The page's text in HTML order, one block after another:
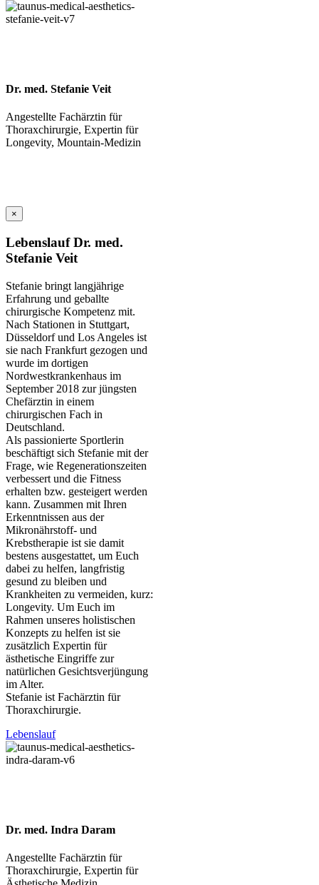
Dr. med. Stefanie Veit
Angestellte Fachärztin für
Thoraxchirurgie, Expertin für
Longevity, Mountain-Medizin
×
Lebenslauf Dr. med.
Stefanie Veit
Stefanie bringt langjährige
Erfahrung und geballte
chirurgische Kompetenz mit.
Nach Stationen in Stuttgart,
Düsseldorf und Los Angeles ist
sie nach Frankfurt gezogen und
wurde im dortigen
Nordwestkrankenhaus im
September 2018 zur jüngsten
Chefärztin in einem
chirurgischen Fach in
Deutschland.
Als passionierte Sportlerin
beschäftigt sich Stefanie mit der
Frage, wie Regenerationszeiten
verbessert und die Fitness
erhalten bzw. gesteigert werden
kann. Zusammen mit Ihren
Erkenntnissen aus der
Mikronährstoff- und
Krebstherapie ist sie damit
bestens ausgestattet, um Euch
dabei zu helfen, langfristig
gesund zu bleiben und
Krankheiten zu vermeiden, kurz:
Longevity. Um Euch im
Rahmen unseres holistischen
Konzepts zu helfen ist sie
zusätzlich Expertin für
ästhetische Eingriffe zur
natürlichen Gesichtsverjüngung
im Alter.
Stefanie ist Fachärztin für
Thoraxchirurgie.
Lebenslauf
Dr. med. Indra Daram
Angestellte Fachärztin für
Thoraxchirurgie, Expertin für